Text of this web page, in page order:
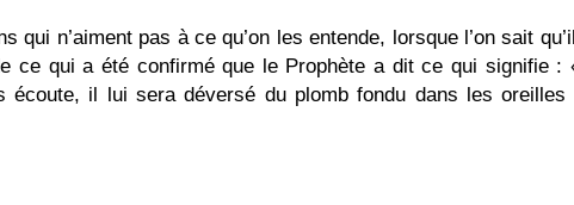
n’aiment pas à ce qu’on les entende, lorsque l’on sait
ce qui a été confirmé que le Prophète a dit ce qui signifie :
écoute, il lui sera déversé du plomb fondu dans les